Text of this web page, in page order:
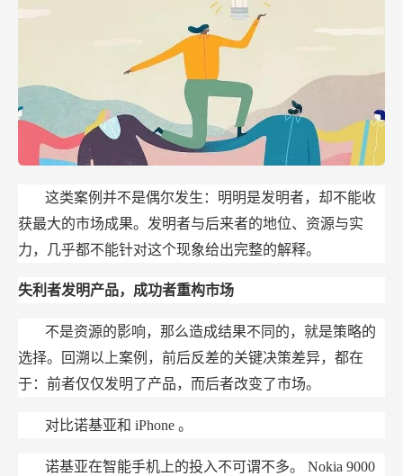
这类案例并不是偶尔发生：明明是发明者，却不能收
获最大的市场成果。发明者与后来者的地位、资源与实
力，几乎都不能针对这个现象给出完整的解释。
失利者发明产品，成功者重构市场
不是资源的影响，那么造成结果不同的，就是策略的
选择。回溯以上案例，前后反差的关键决策差异，都在
于：前者仅仅发明了产品，而后者改变了市场。
对比诺基亚和 iPhone 。
诺基亚在智能手机上的投入不可谓不多。 Nokia 9000